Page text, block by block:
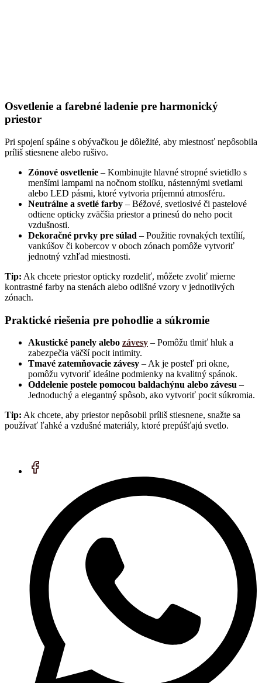
Osvetlenie a farebné ladenie pre harmonický
priestor
Pri spojení spálne s obývačkou je dôležité, aby miestnosť nepôsobila
príliš stiesnene alebo rušivo.
Zónové osvetlenie – Kombinujte hlavné stropné svietidlo s
menšími lampami na nočnom stolíku, nástennými svetlami
alebo LED pásmi, ktoré vytvoria príjemnú atmosféru.
Neutrálne a svetlé farby – Béžové, svetlosivé či pastelové
odtiene opticky zväčšia priestor a prinesú do neho pocit
vzdušnosti.
Dekoračné prvky pre súlad – Použitie rovnakých textílií,
vankúšov či kobercov v oboch zónach pomôže vytvoriť
jednotný vzhľad miestnosti.
Tip: Ak chcete priestor opticky rozdeliť, môžete zvoliť mierne
kontrastné farby na stenách alebo odlišné vzory v jednotlivých
zónach.
Praktické riešenia pre pohodlie a súkromie
Akustické panely alebo závesy – Pomôžu tlmiť hluk a
zabezpečia väčší pocit intimity.
Tmavé zatemňovacie závesy – Ak je posteľ pri okne,
pomôžu vytvoriť ideálne podmienky na kvalitný spánok.
Oddelenie postele pomocou baldachýnu alebo závesu –
Jednoduchý a elegantný spôsob, ako vytvoriť pocit súkromia.
Tip: Ak chcete, aby priestor nepôsobil príliš stiesnene, snažte sa
používať ľahké a vzdušné materiály, ktoré prepúšťajú svetlo.